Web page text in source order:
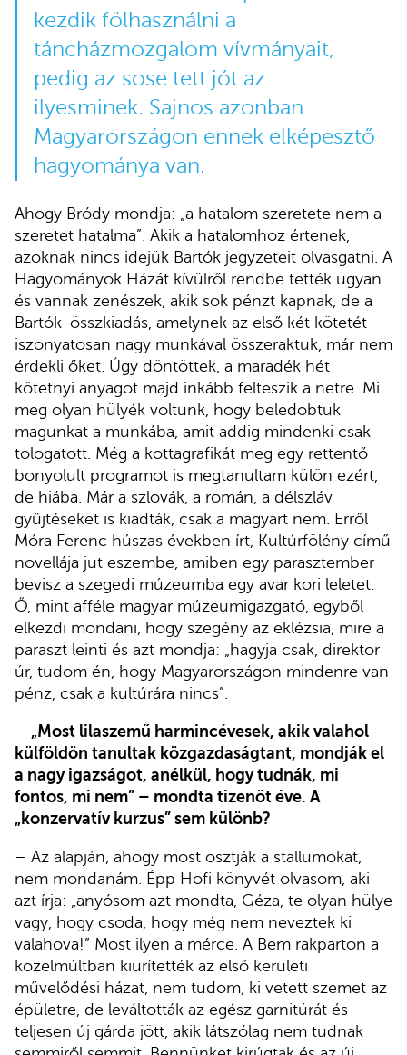
kezdik fölhasználni a
táncházmozgalom vívmányait,
pedig az sose tett jót az
ilyesminek. Sajnos azonban
Magyarországon ennek elképesztő
hagyománya van.
Ahogy Bródy mondja: „a hatalom szeretete nem a
szeretet hatalma”. Akik a hatalomhoz értenek,
azoknak nincs idejük Bartók jegyzeteit olvasgatni. A
Hagyományok Házát kívülről rendbe tették ugyan
és vannak zenészek, akik sok pénzt kapnak, de a
Bartók-összkiadás, amelynek az első két kötetét
iszonyatosan nagy munkával összeraktuk, már nem
érdekli őket. Úgy döntöttek, a maradék hét
kötetnyi anyagot majd inkább felteszik a netre. Mi
meg olyan hülyék voltunk, hogy beledobtuk
magunkat a munkába, amit addig mindenki csak
tologatott. Még a kottagrafikát meg egy rettentő
bonyolult programot is megtanultam külön ezért,
de hiába. Már a szlovák, a román, a délszláv
gyűjtéseket is kiadták, csak a magyart nem. Erről
Móra Ferenc húszas években írt, Kultúrfölény című
novellája jut eszembe, amiben egy parasztember
bevisz a szegedi múzeumba egy avar kori leletet.
Ő, mint afféle magyar múzeumigazgató, egyből
elkezdi mondani, hogy szegény az eklézsia, mire a
paraszt leinti és azt mondja: „hagyja csak, direktor
úr, tudom én, hogy Magyarországon mindenre van
pénz, csak a kultúrára nincs”.
– „Most lilaszemű harmincévesek, akik valahol
külföldön tanultak közgazdaságtant, mondják el
a nagy igazságot, anélkül, hogy tudnák, mi
fontos, mi nem” – mondta tizenöt éve. A
„konzervatív kurzus” sem különb?
– Az alapján, ahogy most osztják a stallumokat,
nem mondanám. Épp Hofi könyvét olvasom, aki
azt írja: „anyósom azt mondta, Géza, te olyan hülye
vagy, hogy csoda, hogy még nem neveztek ki
valahova!” Most ilyen a mérce. A Bem rakparton a
közelmúltban kiürítették az első kerületi
művelődési házat, nem tudom, ki vetett szemet az
épületre, de leváltották az egész garnitúrát és
teljesen új gárda jött, akik látszólag nem tudnak